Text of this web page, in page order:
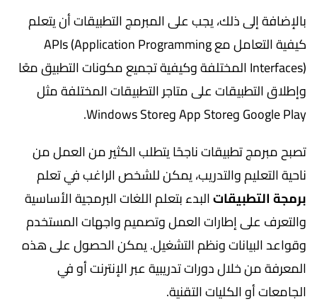
بالإضافة إلى ذلك، يجب على المبرمج التطبيقات أن يتعلم
كيفية التعامل مع APIs (Application Programming
Interfaces) المختلفة وكيفية تجميع مكونات التطبيق معًا
وإطلاق التطبيقات على متاجر التطبيقات المختلفة مثل
Google Play وApp Store وWindows Store.
تصبح مبرمج تطبيقات ناجحًا يتطلب الكثير من العمل من
ناحية التعليم والتدريب، يمكن للشخص الراغب في تعلم
برمجة التطبيقاتالبدء بتعلم اللغات البرمجية الأساسية
والتعرف على إطارات العمل وتصميم واجهات المستخدم
وقواعد البيانات ونظم التشغيل. يمكن الحصول على هذه
المعرفة من خلال دورات تدريبية عبر الإنترنت أو في
الجامعات أو الكليات التقنية.